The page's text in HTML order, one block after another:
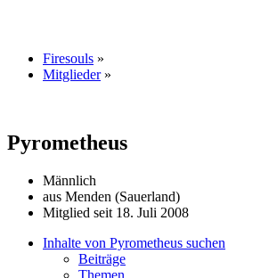
Firesouls »
Mitglieder »
Pyrometheus
Männlich
aus Menden (Sauerland)
Mitglied seit 18. Juli 2008
Inhalte von Pyrometheus suchen
Beiträge
Themen